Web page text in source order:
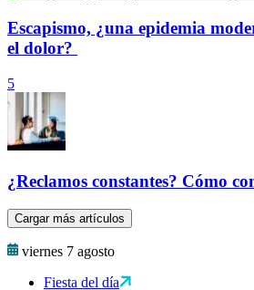
Escapismo, ¿una epidemia
el dolor?
5
¿Reclamos constantes? Cómo
Cargar más artículos
viernes 7 agosto
Fiesta del día